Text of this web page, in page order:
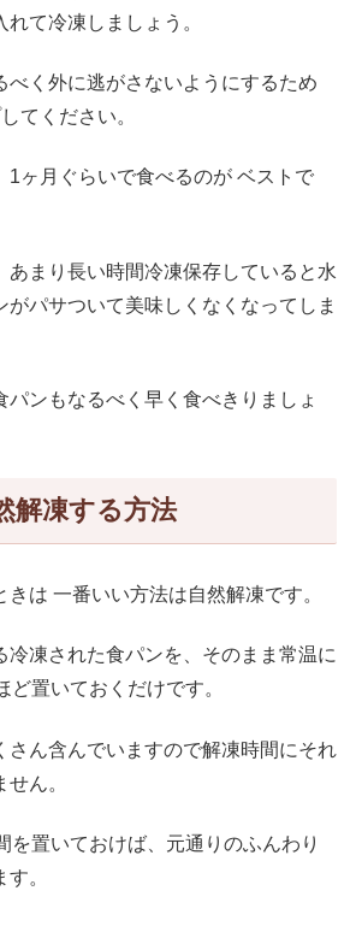
て冷凍しましょう。
べく外に逃がさないようにするため
てください。
1ヶ月ぐらいで食べるのが ベストで
あまり長い時間冷凍保存していると水
がパサついて美味しくなくなってしま
パンもなるべく早く食べきりましょ
解凍する方法
は 一番いい方法は自然解凍です。
冷凍された食パンを、そのまま常温に
ど置いておくだけです。
さん含んでいますので解凍時間にそれ
ん。
を置いておけば、元通りのふんわり
。